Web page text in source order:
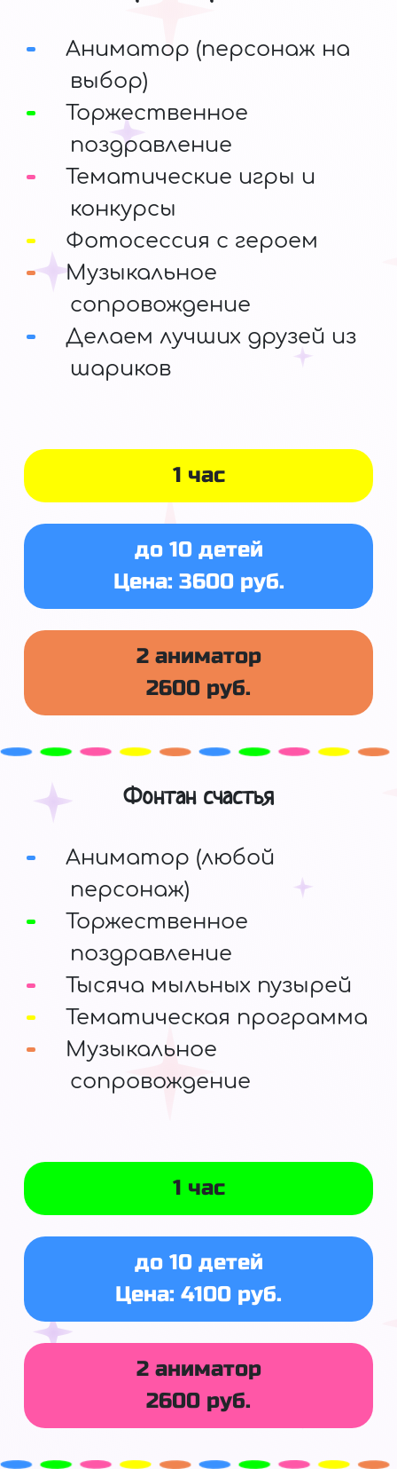
1 час
до 10 детей
Цена: 3600 руб.
2 аниматор
2600 руб.
Аниматор (персонаж на
выбор)
Торжественное
поздравление
Тематические игры и
конкурсы
Фотосессия с героем
Музыкальное
сопровождение
Делаем лучших друзей из
шариков
Фонтан счастья
Аниматор (любой
персонаж)
Торжественное
поздравление
Тысяча мыльных пузырей
Тематическая программа
Музыкальное
сопровождение
1 час
до 10 детей
Цена: 4100 руб.
2 аниматор
2600 руб.